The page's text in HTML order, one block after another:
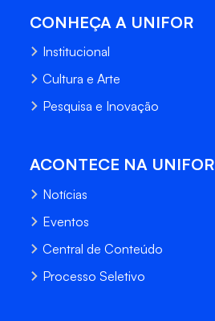
CONHEÇA A UNIFOR
Institucional
Cultura e Arte
Pesquisa e Inovação
ACONTECE NA UNIFOR
Notícias
Eventos
Central de Conteúdo
Processo Seletivo